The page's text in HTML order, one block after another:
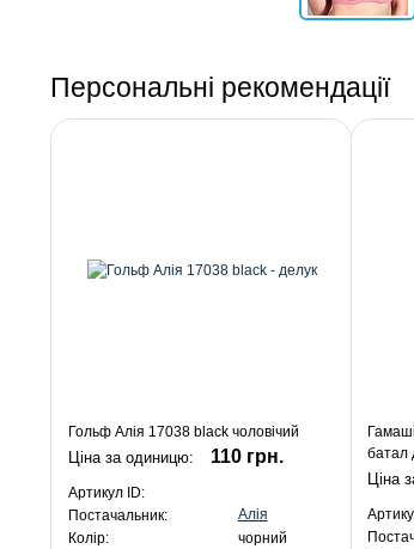
Персональні рекомендації
Гольф Алія 17038 black чоловічий
Ціна за одиницю: 110 грн.
Артикул ID:
Постачальник:
Алія
Колір:
чорний
батал
Ціна